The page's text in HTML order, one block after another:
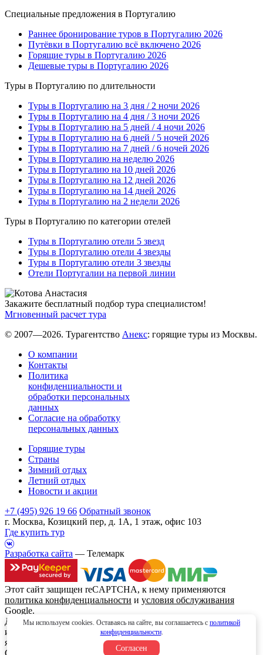
Специальные предложения в Португалию
Раннее бронирование туров в Португалию 2026
Путёвки в Португалию всё включено 2026
Горящие туры в Португалию 2026
Дешевые туры в Португалию 2026
Туры в Португалию по длительности
Туры в Португалию на 3 дня / 2 ночи 2026
Туры в Португалию на 4 дня / 3 ночи 2026
Туры в Португалию на 5 дней / 4 ночи 2026
Туры в Португалию на 6 дней / 5 ночей 2026
Туры в Португалию на 7 дней / 6 ночей 2026
Туры в Португалию на неделю 2026
Туры в Португалию на 10 дней 2026
Туры в Португалию на 12 дней 2026
Туры в Португалию на 14 дней 2026
Туры в Португалию на 2 недели 2026
Туры в Португалию по категории отелей
Туры в Португалию отели 5 звезд
Туры в Португалию отели 4 звезды
Туры в Португалию отели 3 звезды
Отели Португалии на первой линии
Закажите бесплатный подбор тура специалистом!
Мгновенный расчет тура
© 2007—2026. Турагентство Анекс: горящие туры из Москвы.
О компании
Контакты
Политика
конфиденциальности и
обработки персональных
данных
Согласие на обработку
персональных данных
Горящие туры
Страны
Зимний отдых
Летний отдых
Новости и акции
+7 (495) 926 19 66 Обратный звонок
г. Москва, Козицкий пер, д. 1А, 1 этаж, офис 103
Где купить тур
Разработка сайта — Телемарк
Этот сайт защищен reCAPTCHA, к нему применяются
политика конфиденциальности и условия обслуживания
Google.
Данный интернет сайт носит исключительно
информационный характер и вся информация на нем не
является публичной офертой, определяемой положениями
Мы используем cookies. Оставаясь на сайте, вы соглашаетесь с политикой
конфиденциальности.
Согласен